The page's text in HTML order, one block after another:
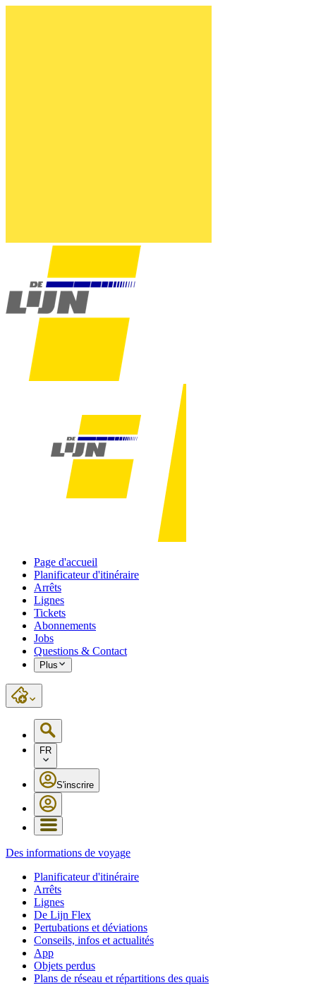
Page d'accueil
Planificateur d'itinéraire
Arrêts
Lignes
Tickets
Abonnements
Jobs
Questions & Contact
Plus
FR
S'inscrire
Des informations de voyage
Planificateur d'itinéraire
Arrêts
Lignes
De Lijn Flex
Pertubations et déviations
Conseils, infos et actualités
App
Objets perdus
Plans de réseau et répartitions des quais